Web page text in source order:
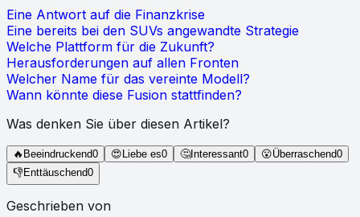
Eine Antwort auf die Finanzkrise
Eine bereits bei den SUVs angewandte Strategie
Welche Plattform für die Zukunft?
Herausforderungen auf allen Fronten
Welcher Name für das vereinte Modell?
Wann könnte diese Fusion stattfinden?
Was denken Sie über diesen Artikel?
🔥 Beeindruckend0 😍Liebe es0 🤔Interessant0 😮Überraschend0
👎Enttäuschend0
Geschrieben von